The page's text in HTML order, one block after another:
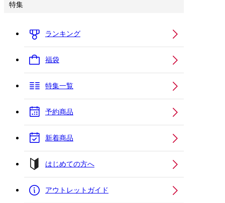
特集
ランキング
福袋
特集一覧
予約商品
新着商品
はじめての方へ
アウトレットガイド